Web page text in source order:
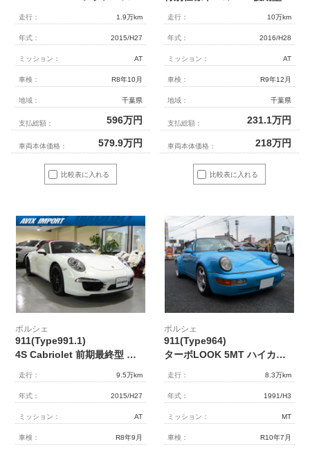
比較表に入れる
走行： 1.9万km
年式： 2015/H27
ミッション： AT
車検： R8年10月
地域： 千葉県
支払総額： 596万円
車両本体価格： 579.9万円
比較表に入れる
走行： 10万km
年式： 2016/H28
ミッション： AT
車検： R9年12月
地域： 千葉県
支払総額： 231.1万円
車両本体価格： 218万円
ポルシェ
911(Type991.1)
4S Cabriolet 前期最終型 水平対向6気筒(NA3.8L) 7速PDK 左H正規D車 赤幌 ｽﾎﾟｰﾂｸﾛﾉPKG 黒革 ｼｰﾄﾋｰﾀｰ 純正ﾅﾋﾞ Bｶﾒﾗ&PAS ｸﾙｺﾝ ﾊﾞｲｷｾﾉﾝHL 電格ﾐﾗｰ PASM＆PTVﾌﾟﾗｽ 赤ｷｬﾘﾊﾟｰ 純正20AW(ﾌﾞﾗｯｸ) 禁煙
走行： 9.5万km
年式： 2015/H27
ミッション： AT
車検： R8年9月
ポルシェ
911(Type964)
ターボLOOK 5MT ハイカム エンジンオーバーホール済 マイアミブルー(オールペイント) 各種レストア済
走行： 8.3万km
年式： 1991/H3
ミッション： MT
車検： R10年7月